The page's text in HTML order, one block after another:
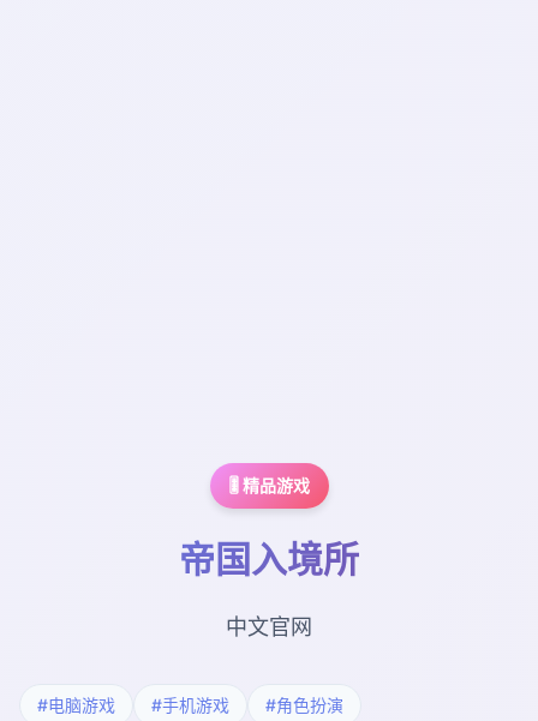
🎚️ 精品游戏
帝国入境所
中文官网
#电脑游戏 #手机游戏 #角色扮演